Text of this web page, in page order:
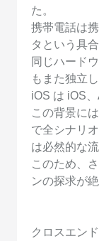
た。
携帯電話は
タという具合
同じハード
もまた独立し
iOS は iOS
この背景に
で全シナリ
は必然的な
このため、
ンの探求が
クロスエン